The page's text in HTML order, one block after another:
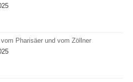
Pharisäer und vom Zöllner